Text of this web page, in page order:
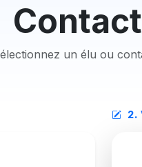
un élu ou
2.